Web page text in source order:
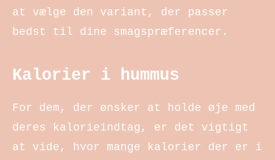
at vælge den variant, der passer
bedst til dine smagspræferencer.
Kalorier i hummus
For dem, der ønsker at holde øje med
deres kalorieindtag, er det vigtigt
at vide, hvor mange kalorier der er i